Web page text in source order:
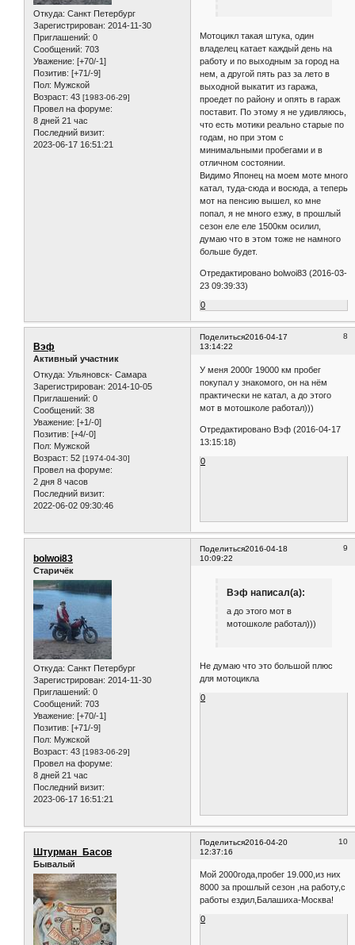
Откуда: Санкт Петербург
Зарегистрирован: 2014-11-30
Приглашений: 0
Сообщений: 703
Уважение: [+70/-1]
Позитив: [+71/-9]
Пол: Мужской
Возраст: 43 [1983-06-29]
Провел на форуме:
8 дней 21 час
Последний визит:
2023-06-17 16:51:21
Мотоцикл такая штука, один
владелец катает каждый день на
работу и по выходным за город на
нем, а другой пять раз за лето в
выходной выкатит из гаража,
проедет по району и опять в гараж
поставит. По этому я не удивляюсь,
что есть мотики реально старые по
годам, но при этом с
минимальными пробегами и в
отличном состоянии.
Видимо Японец на моем моте много
катал, туда-сюда и восюда, а теперь
мот на пенсию вышел, ко мне
попал, я не много езжу, в прошлый
сезон еле еле 1500км осилил,
думаю что в этом тоже не намного
больше будет.
Отредактировано bolwoi83 (2016-03-
23 09:39:33)
0
Поделиться 8
2016-04-17
13:14:22
Вэф
Активный участник
Откуда: Ульяновск- Самара
Зарегистрирован: 2014-10-05
Приглашений: 0
Сообщений: 38
Уважение: [+1/-0]
Позитив: [+4/-0]
Пол: Мужской
Возраст: 52 [1974-04-30]
Провел на форуме:
2 дня 8 часов
Последний визит:
2022-06-02 09:30:46
У меня 2000г 19000 км пробег
покупал у знакомого, он на нём
практически не катал, а до этого
мот в мотошколе работал)))
Отредактировано Вэф (2016-04-17
13:15:18)
0
Поделиться 9
2016-04-18
10:09:22
bolwoi83
Старичёк
Откуда: Санкт Петербург
Зарегистрирован: 2014-11-30
Приглашений: 0
Сообщений: 703
Уважение: [+70/-1]
Позитив: [+71/-9]
Пол: Мужской
Возраст: 43 [1983-06-29]
Провел на форуме:
8 дней 21 час
Последний визит:
2023-06-17 16:51:21
Вэф написал(а):
а до этого мот в
мотошколе работал)))
Не думаю что это большой плюс
для мотоцикла
0
Поделиться 10
2016-04-20
12:37:16
Штурман_Басов
Бывалый
Мой 2000года,пробег 19.000,из них
8000 за прошлый сезон ,на работу,с
работы ездил,Балашиха-Москва!
0